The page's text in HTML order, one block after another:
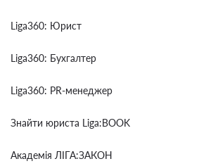
Liga360: Юрист
Liga360: Бухгалтер
Liga360: PR-менеджер
Знайти юриста Liga:BOOK
Академія ЛІГА:ЗАКОН